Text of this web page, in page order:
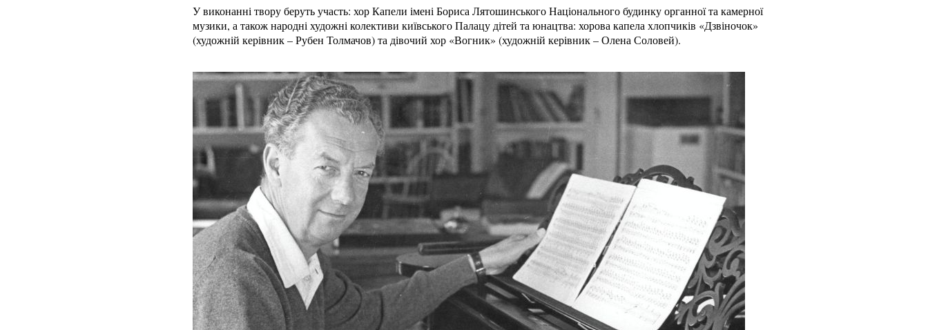
У виконанні твору беруть участь: хор Капели імені Бориса Лятошинського Національного будинку органної та камерної
музики, а також народні художні колективи київського Палацу дітей та юнацтва: хорова капела хлопчиків «Дзвіночок»
(художній керівник – Рубен Толмачов) та дівочий хор «Вогник» (художній керівник – Олена Соловей).